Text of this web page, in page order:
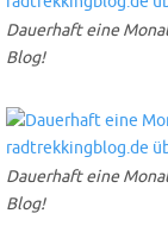
Dauerhaft eine
Blog!
Dauerhaft eine
Blog!